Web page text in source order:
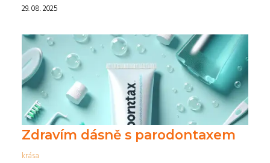
29. 08. 2025
Zdravím dásně s parodontaxem
krása